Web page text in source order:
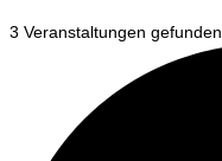
3 Veranstaltungen gefunden.